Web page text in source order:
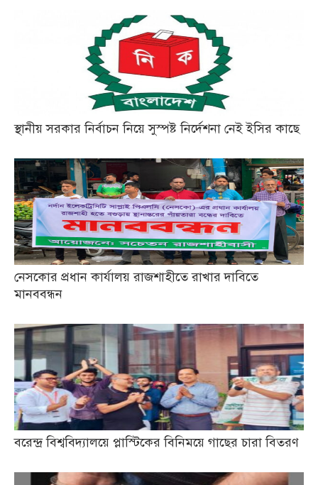
স্থানীয় সরকার নির্বাচন নিয়ে সুস্পষ্ট নির্দেশনা নেই ইসির কাছে
নেসকোর প্রধান কার্যালয় রাজশাহীতে রাখার দাবিতে
মানববন্ধন
বরেন্দ্র বিশ্ববিদ্যালয়ে প্লাস্টিকের বিনিময়ে গাছের চারা বিতরণ